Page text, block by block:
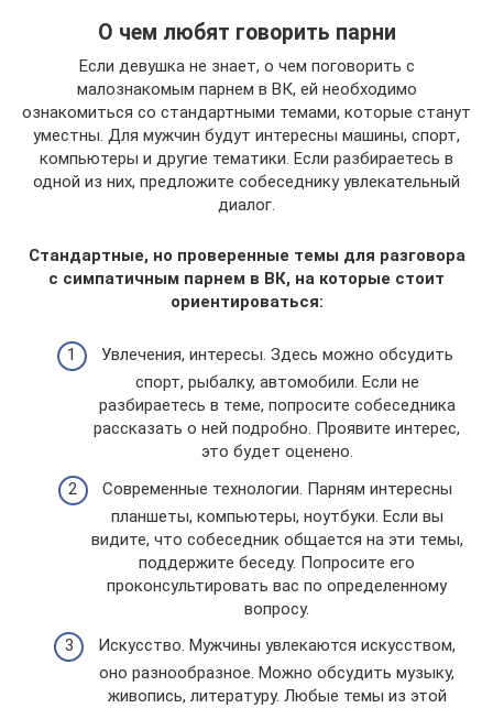
О чем любят говорить парни
Если девушка не знает, о чем поговорить с
малознакомым парнем в ВК, ей необходимо
ознакомиться со стандартными темами, которые станут
уместны. Для мужчин будут интересны машины, спорт,
компьютеры и другие тематики. Если разбираетесь в
одной из них, предложите собеседнику увлекательный
диалог.
Стандартные, но проверенные темы для разговора
с симпатичным парнем в ВК, на которые стоит
ориентироваться:
Увлечения, интересы. Здесь можно обсудить
спорт, рыбалку, автомобили. Если не
разбираетесь в теме, попросите собеседника
рассказать о ней подробно. Проявите интерес,
это будет оценено.
Современные технологии. Парням интересны
планшеты, компьютеры, ноутбуки. Если вы
видите, что собеседник общается на эти темы,
поддержите беседу. Попросите его
проконсультировать вас по определенному
вопросу.
Искусство. Мужчины увлекаются искусством,
оно разнообразное. Можно обсудить музыку,
живопись, литературу. Любые темы из этой